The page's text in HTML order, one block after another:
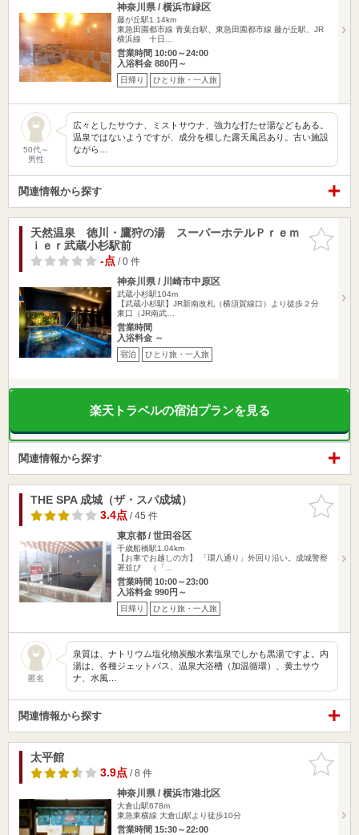
神奈川県 / 横浜市緑区
藤が丘駅1.14km
東急田園都市線 青葉台駅、東急田園都市線 藤が丘駅、JR
横浜線 十日…
営業時間 10:00～24:00
入浴料金 880円～
日帰り ひとり旅・一人旅
50代～
男性
広々としたサウナ、ミストサウナ、強力な打たせ湯などもある。
温泉ではないようですが、成分を模した露天風呂あり。古い施設
ながら…
関連情報から探す
お気に入
りに追加
天然温泉 徳川・鷹狩の湯 スーパーホテルＰｒｅｍ
ｉｅｒ武蔵小杉駅前
-点/ 0 件
神奈川県 / 川崎市中原区
武蔵小杉駅104m
【武蔵小杉駅】JR新南改札（横須賀線口）より徒歩２分
東口（JR南武…
営業時間
入浴料金 ～
宿泊 ひとり旅・一人旅
楽天トラベルの宿泊プランを見る
関連情報から探す
お気に入
りに追加
THE SPA 成城（ザ・スパ成城）
3.4点/ 45 件
東京都 / 世田谷区
千歳船橋駅1.04km
【お車でお越しの方】 「環八通り」外回り沿い。成城警察
署並び （「…
営業時間 10:00～23:00
入浴料金 990円～
日帰り ひとり旅・一人旅
匿名
泉質は、ナトリウム塩化物炭酸水素塩泉でしかも黒湯ですよ。内
湯は、各種ジェットバス、温泉大浴槽（加温循環）、黄土サウ
ナ、水風…
関連情報から探す
お気に入
りに追加
太平館
3.9点/ 8 件
神奈川県 / 横浜市港北区
大倉山駅678m
東急東横線 大倉山駅より徒歩10分
営業時間 15:30～22:00